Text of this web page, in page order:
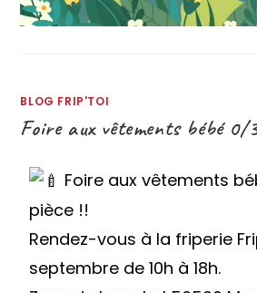
BLOG FRIP'TOI
Foire aux vêtements bébé 0/
Foire aux vêtements
pièce !!
Rendez-vous à la friperie
septembre de 10h à 18h.